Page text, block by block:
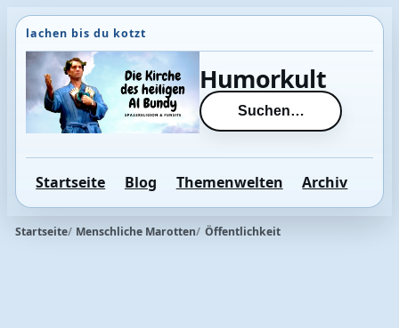
Direkt
zum
Inhalt
wechseln
Humorkult
Suchen…
Startseite Blog Themenwelten Archiv
Startseite Menschliche Marotten Öffentlichkeit